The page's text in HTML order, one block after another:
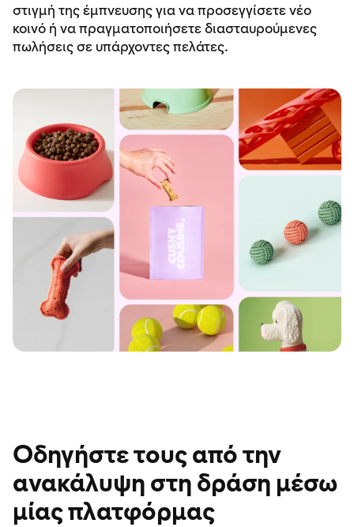
στιγμή της έμπνευσης για να προσεγγίσετε νέο
κοινό ή να πραγματοποιήσετε διασταυρούμενες
πωλήσεις σε υπάρχοντες πελάτες.
Οδηγήστε τους από την
ανακάλυψη στη δράση μέσω
μίας πλατφόρμας